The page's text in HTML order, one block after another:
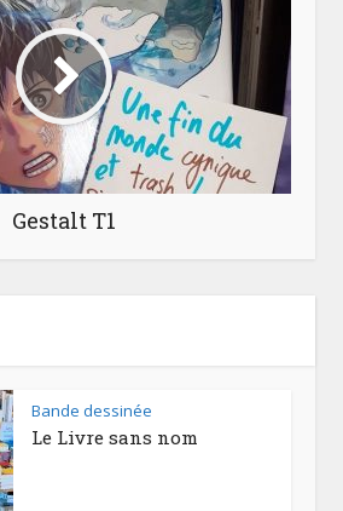
Gestalt T1
Bande dessinée
Le Livre sans nom